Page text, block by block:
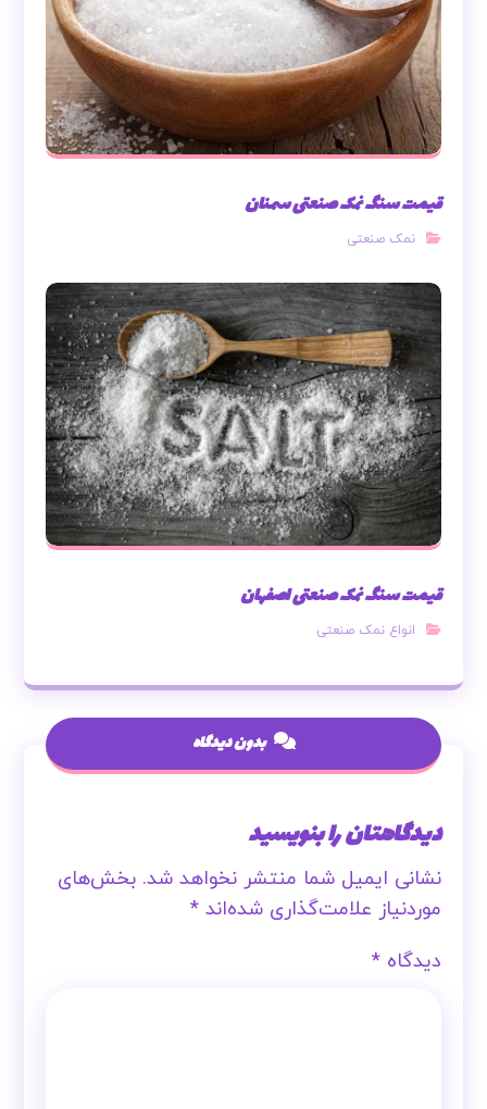
قیمت سنگ نمک صنعتی سمنان
نمک صنعتی
قیمت سنگ نمک صنعتی اصفهان
انواع نمک صنعتی
بدون دیدگاه
دیدگاهتان را بنویسید
نشانی ایمیل شما منتشر نخواهد شد. بخش‌های
موردنیاز علامت‌گذاری شده‌اند*
دیدگاه*